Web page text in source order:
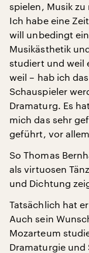
spielen, Musik
Ich habe eine
will unbedingt
Musikästhetik
studiert und weil
weil – hab ich
Schauspieler
Dramaturg. Es
mich das sehr
geführt, vor
So Thomas
als virtuosen
und Dichtung
Tatsächlich hat
Auch sein
Mozarteum
Dramaturgie und